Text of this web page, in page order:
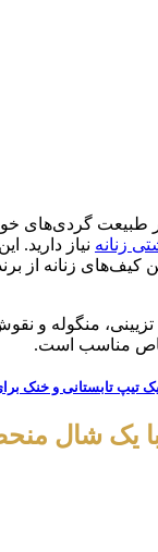
طبیعت گردی‌های
زنانه نیاز دارید.
کیف‌های زنانه از
تزیینی، منگوله و
مناسب است.
یک تیپ تابستانی و خنک
یک شال